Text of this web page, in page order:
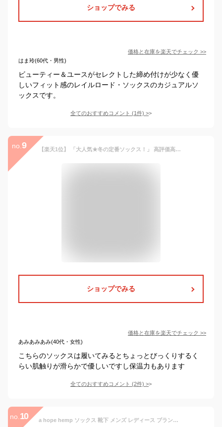
ショップでみる
価格と在庫を楽天でチェック >>
はま玲(60代・男性)
ビューティー＆ユースがセレクトした締め付けが少なく優
しいフィット感のレイルロード・ソックスのカジュアルソ
ックスです。
全てのおすすめコメント (1件) >
no. 9 【楽天1位】 「大人気★冬の定番ソックス！」 高評価高リピート率！ 男女兼用 柔らかい 暖かい 厚手靴下 11色選べる 秋冬 蒸れない 80%綿 靴下 ソックス レディース カラフル 保温 おしゃれ 綿 クルーソックス 無地 22-25cm
ショップでみる
価格と在庫を楽天でチェック >>
あみあみあみ(40代・女性)
こちらのソックスは履いてみるとちょっとびっくりするく
らい肌触りが滑らかで優しいですし保温力もあります
全てのおすすめコメント (2件) >
no. 10 a hope hemp ソックス 靴下 メンズ レディース ブランド おしゃれ かわいい ソックス ヘンプ靴下 SHSX007 ア ホープヘンプ ヘンプ アホープヘンプ 麻 登山用靴下 麻靴下 トレッキングシューズ トレッキング アウトドア